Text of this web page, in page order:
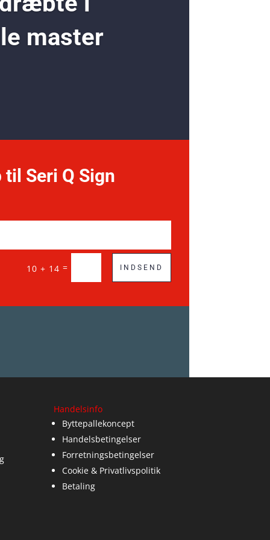
master
Seri Q Sign
10 + 14 = INDSEND
Handelsinfo
Byttepallekoncept
Handelsbetingelser
Forretningsbetingelser
Cookie & Privatlivspolitik
Betaling